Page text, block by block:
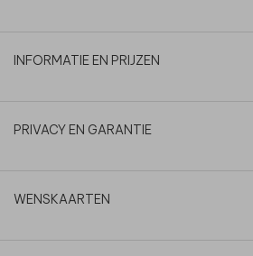
INFORMATIE EN PRIJZEN
PRIVACY EN GARANTIE
WENSKAARTEN